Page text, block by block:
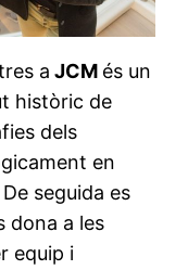
a JCM és un
històric de
dels
en
seguida es
dona a les
equip i